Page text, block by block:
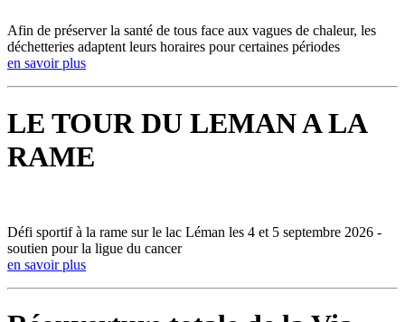
Afin de préserver la santé de tous face aux vagues de chaleur, les
déchetteries adaptent leurs horaires pour certaines périodes
en savoir plus
LE TOUR DU LEMAN A LA
RAME
Défi sportif à la rame sur le lac Léman les 4 et 5 septembre 2026 -
soutien pour la ligue du cancer
en savoir plus